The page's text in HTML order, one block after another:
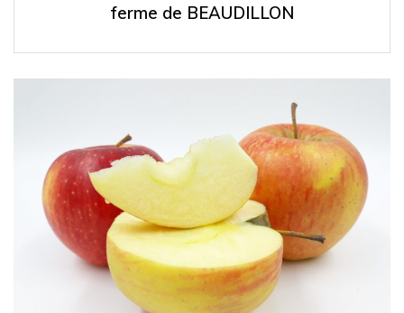
ferme de BEAUDILLON